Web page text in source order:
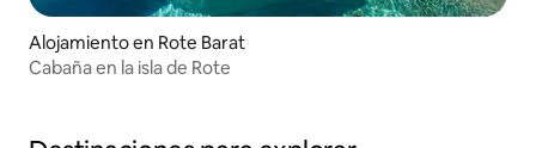
Alojamiento en Rote Barat
Cabaña en la isla de Rote